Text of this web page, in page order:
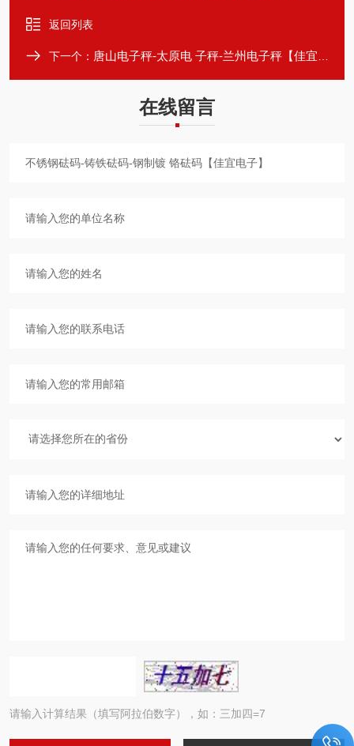
返回列表
下一个： 唐山电子秤-太原电 子秤-兰州电子秤【佳宜电子】
在线留言
请输入计算结果（填写阿拉伯数字），如：三加四=7